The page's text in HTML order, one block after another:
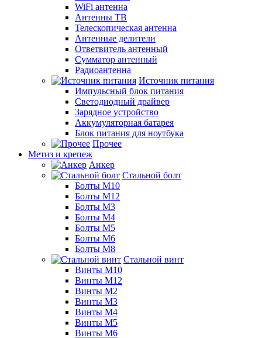
WiFi антенна
Антенны ТВ
Телескопическая антенна
Антенные делители
Ответвитель антенный
Сумматор антенный
Радиоантенна
Источник питания
Импульсный блок питания
Светодиодный драйвер
Зарядное устройство
Аккумуляторная батарея
Блок питания для ноутбука
Прочее
Метиз и крепеж
Анкер
Стальной болт
Болты М10
Болты М12
Болты М3
Болты М4
Болты М5
Болты М6
Болты М8
Стальной винт
Винты М10
Винты М12
Винты М2
Винты М3
Винты М4
Винты М5
Винты М6